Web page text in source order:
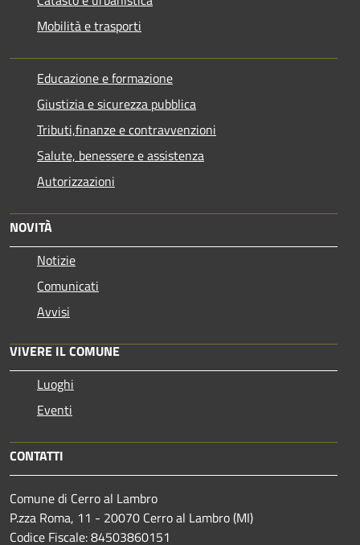
Mobilità e trasporti
Educazione e formazione
Giustizia e sicurezza pubblica
Tributi,finanze e contravvenzioni
Salute, benessere e assistenza
Autorizzazioni
NOVITÀ
Notizie
Comunicati
Avvisi
VIVERE IL COMUNE
Luoghi
Eventi
CONTATTI
Comune di Cerro al Lambro
P.zza Roma, 11 - 20070 Cerro al Lambro (MI)
Codice Fiscale: 84503860151